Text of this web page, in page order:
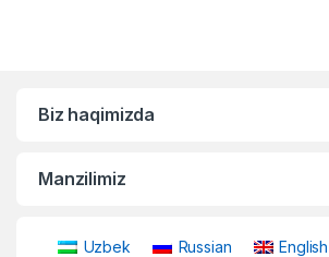
Biz haqimizda
Manzilimiz
Uzbek Russian English